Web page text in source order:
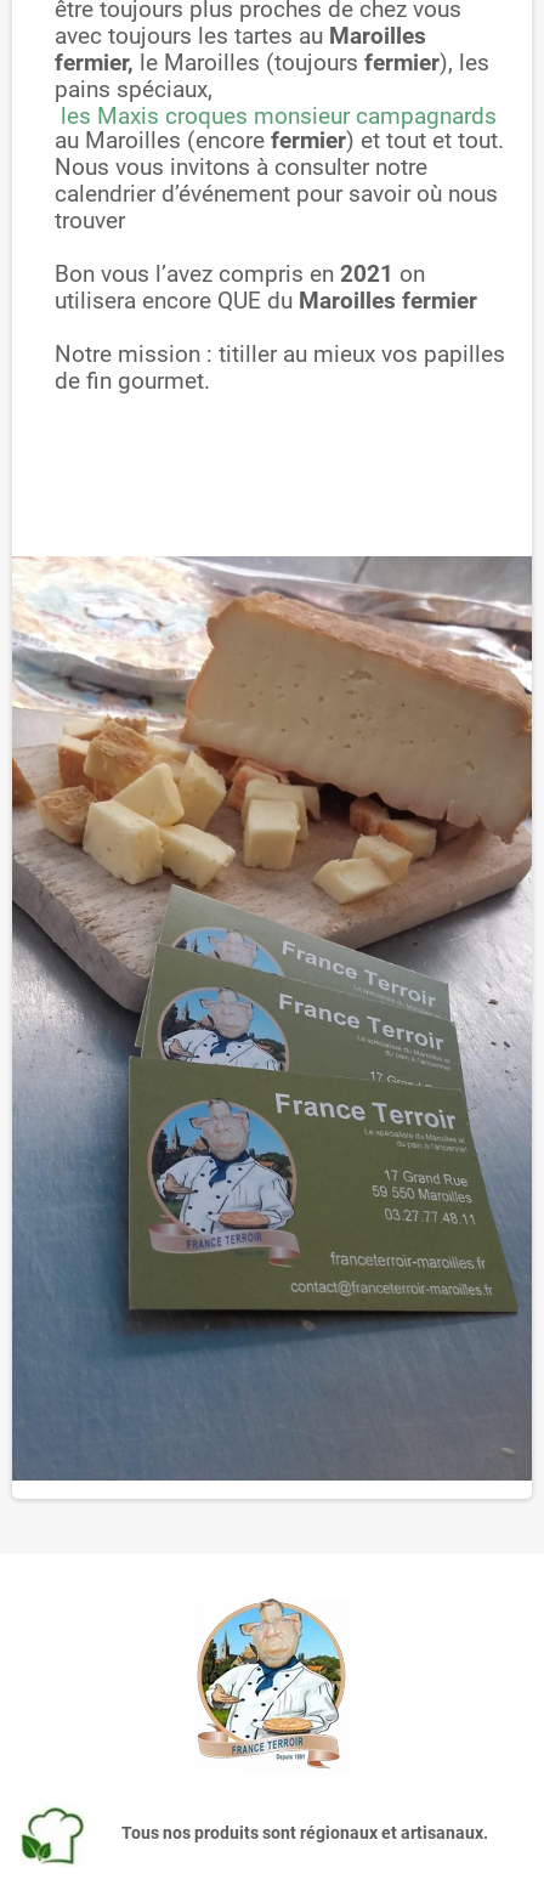
être toujours plus proches de chez vous
avec toujours les tartes au Maroilles
fermier, le Maroilles (toujours fermier), les
pains spéciaux,
les Maxis croques monsieur campagnards
au Maroilles (encore fermier) et tout et tout.
Nous vous invitons à consulter notre
calendrier d’événement pour savoir où nous
trouver
Bon vous l’avez compris en 2021 on
utilisera encore QUE du Maroilles fermier
Notre mission : titiller au mieux vos papilles
de fin gourmet.
Tous nos produits sont régionaux et artisanaux.